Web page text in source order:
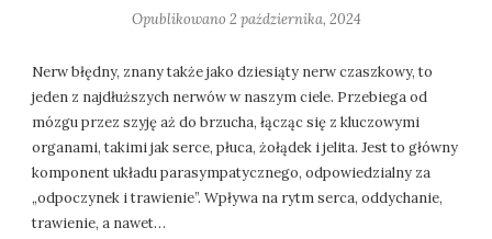
Opublikowano 2 października, 2024
Nerw błędny, znany także jako dziesiąty nerw czaszkowy, to
jeden z najdłuższych nerwów w naszym ciele. Przebiega od
mózgu przez szyję aż do brzucha, łącząc się z kluczowymi
organami, takimi jak serce, płuca, żołądek i jelita. Jest to główny
komponent układu parasympatycznego, odpowiedzialny za
„odpoczynek i trawienie”. Wpływa na rytm serca, oddychanie,
trawienie, a nawet…